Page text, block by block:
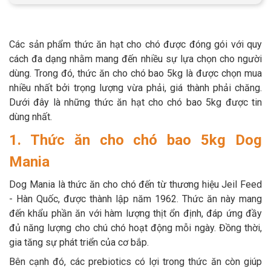
TIN TỨC
Thông tin về khách sạn,
spa cho thú cưng
Thông tin về chó
CHÍNH SÁCH
Chính sách mua hàng Chính sách vận chuyển
Chính sách bảo hành Chính sách bảo mật
Chính sách đổi trả
Các sản phẩm thức ăn hạt cho chó được đóng gói với quy
cách đa dạng nhằm mang đến nhiều sự lựa chọn cho người
dùng. Trong đó, thức ăn cho chó bao 5kg là được chọn mua
nhiều nhất bởi trọng lượng vừa phải, giá thành phải chăng.
Dưới đây là những thức ăn hạt cho chó bao 5kg được tin
dùng nhất.
1. Thức ăn cho chó bao 5kg Dog
Mania
Dog Mania là thức ăn cho chó đến từ thương hiệu Jeil Feed
- Hàn Quốc, được thành lập năm 1962. Thức ăn này mang
đến khẩu phần ăn với hàm lượng thịt ổn định, đáp ứng đầy
đủ năng lượng cho chú chó hoạt động mỗi ngày. Đồng thời,
gia tăng sự phát triển của cơ bắp.
Bên cạnh đó, các prebiotics có lợi trong thức ăn còn giúp